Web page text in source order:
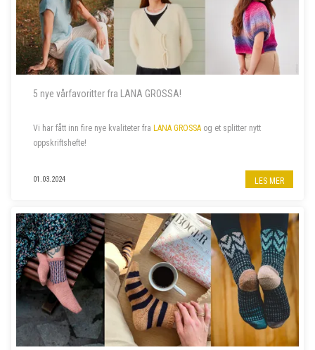
5 nye vårfavoritter fra LANA GROSSA!
Vi har fått inn fire nye kvaliteter fra LANA GROSSA og et splitter nytt
oppskriftshefte!
01.03.2024 LES MER